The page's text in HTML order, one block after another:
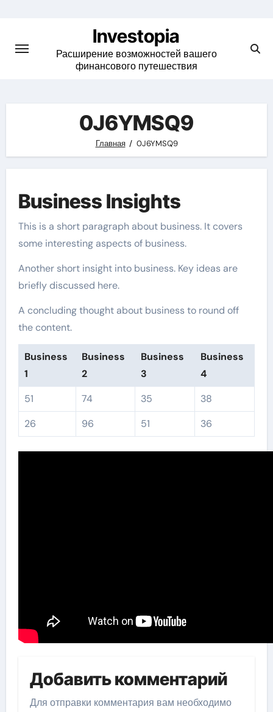
content
Investopia
Расширение возможностей вашего
финансового путешествия
0J6YMSQ9
Главная 0J6YMSQ9
Business Insights
This is a short paragraph about business. It covers
some interesting aspects of business.
Another short insight into business. Key ideas are
briefly discussed here.
A concluding thought about business to round off
the content.
Business
1
Business
2
Business
3
Business
4
51
74 35
38
26
96 51 36
Добавить комментарий
Для отправки комментария вам необходимо